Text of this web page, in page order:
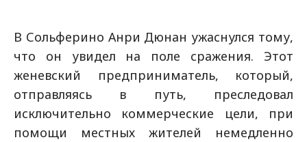
В Сольферино Анри Дюнан ужаснулся тому,
что он увидел на поле сражения. Этот
женевский предприниматель, который,
отправляясь в путь, преследовал
исключительно коммерческие цели, при
помощи местных жителей немедленно